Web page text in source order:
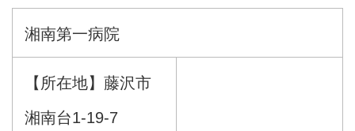
湘南第一病院
【所在地】藤沢市
湘南台1-19-7